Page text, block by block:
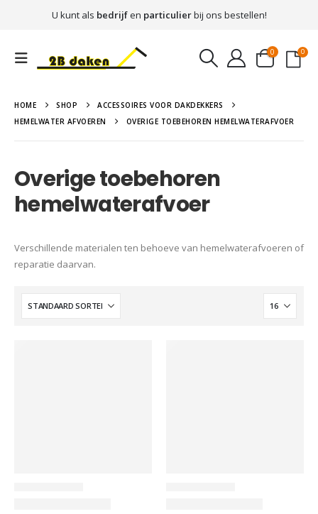
U kunt als bedrijfen particulierbij ons bestellen!
0 0
HOME SHOP
ACCESSOIRES VOOR DAKDEKKERS
HEMELWATER AFVOEREN
OVERIGE TOEBEHOREN HEMELWATERAFVOER
Overige toebehoren
hemelwaterafvoer
Verschillende materialen ten behoeve van hemelwaterafvoeren of
reparatie daarvan.